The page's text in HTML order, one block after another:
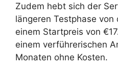
Zudem hebt sich der
längeren Testphase
einem Startpreis von
einem verführerischen
Monaten ohne Kosten.